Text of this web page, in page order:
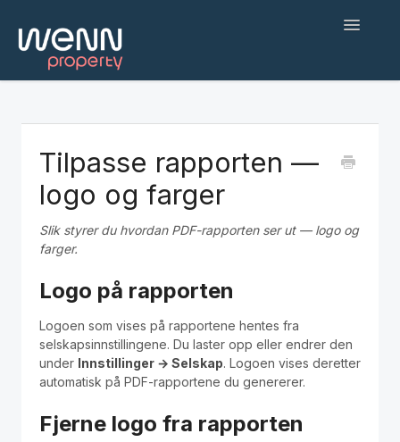
Toggle
Web applikasjon
Befaringsapp
AI-agenter og integrasjoner
English
Tilpasse rapporten —
logo og farger
Slik styrer du hvordan PDF-rapporten ser ut — logo og
farger.
Logo på rapporten
Logoen som vises på rapportene hentes fra
selskapsinnstillingene. Du laster opp eller endrer den
under Innstillinger → Selskap. Logoen vises deretter
automatisk på PDF-rapportene du genererer.
Fjerne logo fra rapporten